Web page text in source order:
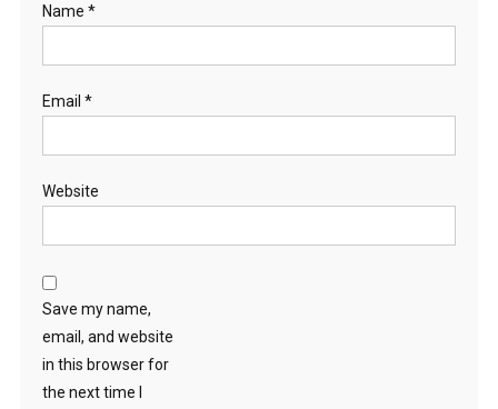
Name *
Email *
Website
Save my name,
email, and website
in this browser for
the next time I